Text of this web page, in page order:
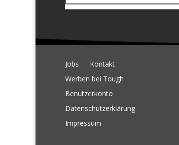
Jobs
Kontakt
Werben bei Tough
Benutzerkonto
Datenschutzerklärung
Impressum